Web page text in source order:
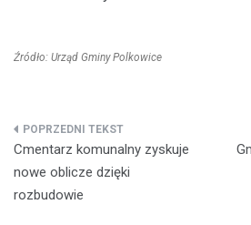
Źródło: Urząd Gminy Polkowice
Nawigacja
wpisu
Cmentarz komunalny zyskuje
nowe oblicze dzięki
rozbudowie